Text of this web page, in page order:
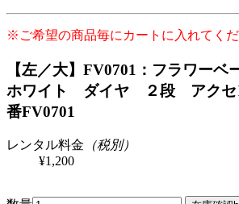
※ご希望の商品毎にカートに入れてく
【左／大】FV0701：フラワー
ホワイト ダイヤ ２段 アクセ
番FV0701
レンタル料金 （税別）
¥1,200